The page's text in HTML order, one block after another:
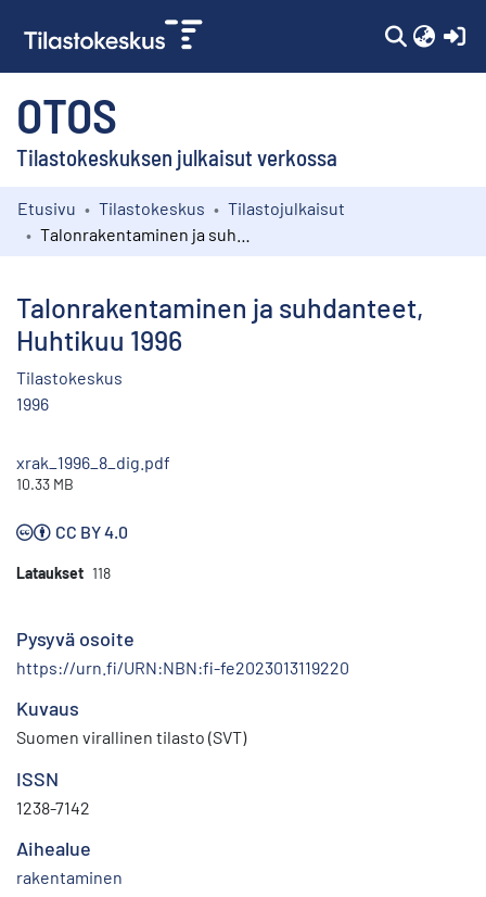
OTOS
Tilastokeskuksen julkaisut verkossa
Kokoelmat
Etusivu Tilastokeskus
Tilastojulkaisut
Talonrakentaminen ja suhdanteet,
Huhtikuu 1996
Tilastokeskus
1996
xrak_1996_8_dig.pdf
10.33 MB
CC BY 4.0
Lataukset 118
Pysyvä osoite
https://urn.fi/URN:NBN:fi-fe2023013119220
Kuvaus
Suomen virallinen tilasto (SVT)
ISSN
1238-7142
Aihealue
rakentaminen